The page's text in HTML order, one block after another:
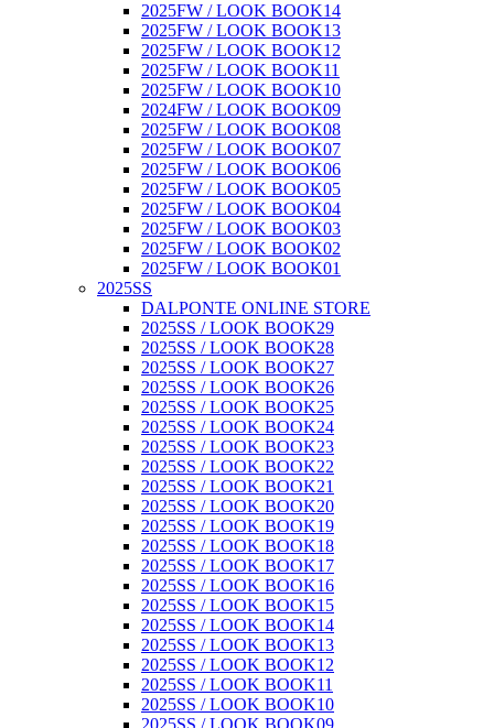
2025FW / LOOK BOOK14
2025FW / LOOK BOOK13
2025FW / LOOK BOOK12
2025FW / LOOK BOOK11
2025FW / LOOK BOOK10
2024FW / LOOK BOOK09
2025FW / LOOK BOOK08
2025FW / LOOK BOOK07
2025FW / LOOK BOOK06
2025FW / LOOK BOOK05
2025FW / LOOK BOOK04
2025FW / LOOK BOOK03
2025FW / LOOK BOOK02
2025FW / LOOK BOOK01
2025SS
DALPONTE ONLINE STORE
2025SS / LOOK BOOK29
2025SS / LOOK BOOK28
2025SS / LOOK BOOK27
2025SS / LOOK BOOK26
2025SS / LOOK BOOK25
2025SS / LOOK BOOK24
2025SS / LOOK BOOK23
2025SS / LOOK BOOK22
2025SS / LOOK BOOK21
2025SS / LOOK BOOK20
2025SS / LOOK BOOK19
2025SS / LOOK BOOK18
2025SS / LOOK BOOK17
2025SS / LOOK BOOK16
2025SS / LOOK BOOK15
2025SS / LOOK BOOK14
2025SS / LOOK BOOK13
2025SS / LOOK BOOK12
2025SS / LOOK BOOK11
2025SS / LOOK BOOK10
2025SS / LOOK BOOK09